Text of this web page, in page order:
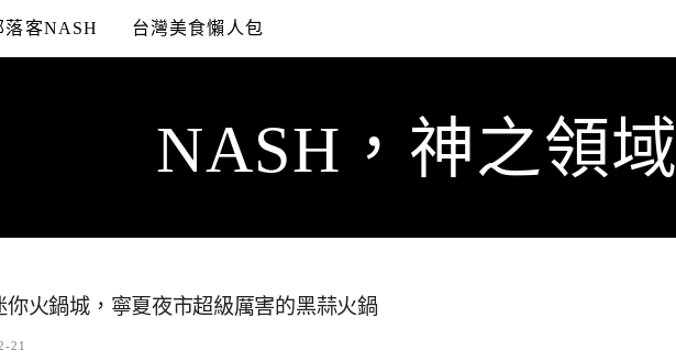
落客NASH 台灣美食懶人包
NASH，神之領域
你火鍋城，寧夏夜市超級厲害的黑蒜火鍋
21